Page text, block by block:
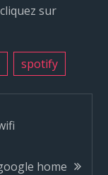
sur
spotify
home